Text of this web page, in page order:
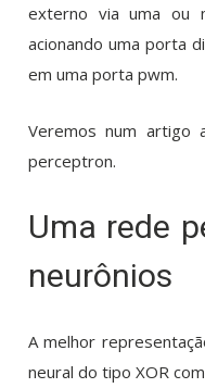
externo via uma ou
acionando uma porta
em uma porta pwm.
Veremos num artigo
perceptron.
Uma rede
neurônios
A melhor
neural do tipo XOR